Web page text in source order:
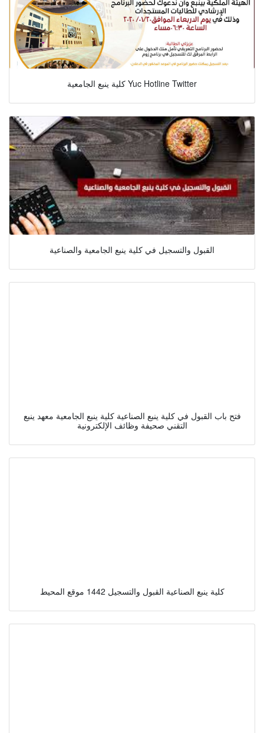
كلية ينبع الجامعية Yuc Hotline Twitter
القبول والتسجيل في كلية ينبع الجامعية والصناعية
فتح باب القبول في كلية ينبع الصناعية كلية ينبع الجامعية معهد ينبع
التقني صحيفة وظائف الإلكترونية
كلية ينبع الصناعية القبول والتسجيل 1442 موقع المحيط